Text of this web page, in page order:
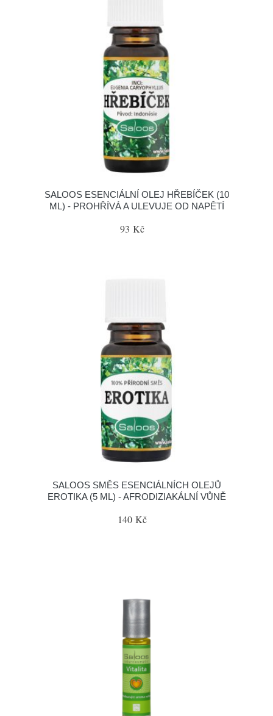
SALOOS ESENCIÁLNÍ OLEJ HŘEBÍČEK (10
ML) - PROHŘÍVÁ A ULEVUJE OD NAPĚTÍ
93 Kč
SALOOS SMĚS ESENCIÁLNÍCH OLEJŮ
EROTIKA (5 ML) - AFRODIZIAKÁLNÍ VŮNĚ
140 Kč